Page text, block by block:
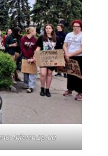
Inform.zp.ua